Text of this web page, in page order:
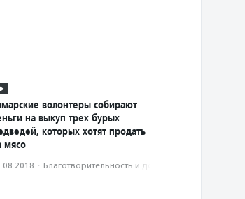
волонтеры собирают
на выкуп трех бурых
которых хотят продать
мясо
· Благотвори­тель­ность и доброволь­чест­во